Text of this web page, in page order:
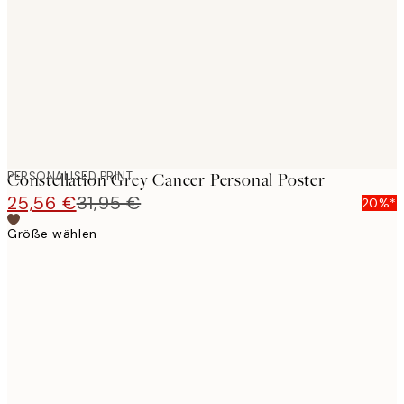
PERSONALISED PRINT
Constellation Grey Cancer Personal Poster
25,56 €31,95 €
20%*
Größe wählen